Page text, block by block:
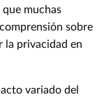
que muchas
sobre
la privacidad en
variado del